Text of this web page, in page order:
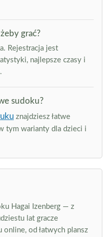
grać?
Rejestracja jest
najlepsze czasy i
sudoku?
znajdziesz łatwe
tym warianty dla dzieci i
Hagai Izenberg — z
lat gracze
od łatwych plansz